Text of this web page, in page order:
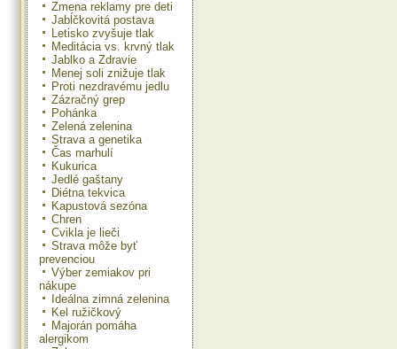
Zmena reklamy pre deti
Jabĺčkovitá postava
Letisko zvyšuje tlak
Meditácia vs. krvný tlak
Jablko a Zdravie
Menej soli znižuje tlak
Proti nezdravému jedlu
Zázračný grep
Pohánka
Zelená zelenina
Strava a genetika
Čas marhulí
Kukurica
Jedlé gaštany
Diétna tekvica
Kapustová sezóna
Chren
Cvikla je lieči
Strava môže byť
prevenciou
Výber zemiakov pri
nákupe
Ideálna zimná zelenina
Kel ružičkový
Majorán pomáha
alergikom